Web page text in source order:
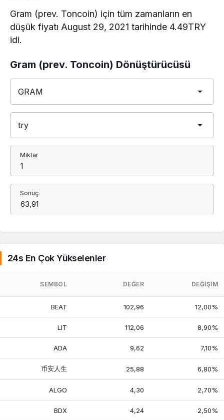
Gram (prev. Toncoin) için tüm zamanların en
düşük fiyatı August 29, 2021 tarihinde 4.49TRY
idi.
Gram (prev. Toncoin) Dönüştürücüsü
Miktar
Sonuç
24s En Çok Yükselenler
SEMBOL DEĞER DEĞIŞIM
BEAT 102,96 12,00%
LIT 112,06 8,90%
ADA 9,62 7,10%
币安人生 25,88 6,80%
ALGO 4,30 2,70%
BDX 4,24 2,50%